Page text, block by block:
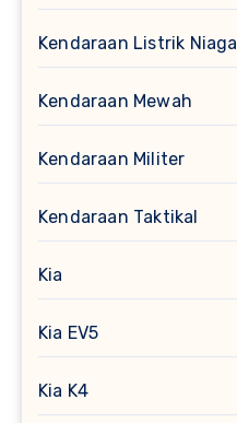
Kendaraan Listrik Niaga
Kendaraan Mewah
Kendaraan Militer
Kendaraan Taktikal
Kia
Kia EV5
Kia K4